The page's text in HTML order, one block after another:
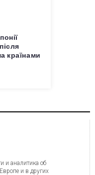
країнами
и аналитика об
и в других